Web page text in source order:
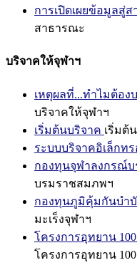
การเปิดเผยข้อมูลสู่
สาธารณะ
บริจาคให้จุฬาฯ
เหตุผลที่...ทำไมต้อง
บริจาคให้จุฬาฯ
เริ่มต้นบริจาค เริ่มต้
ระบบบริจาคอิเล็กท
กองทุนจุฬาลงกรณ์
บรมราชสมภพฯ
กองทุนภูมิคุ้มกันบำบั
มะเร็งจุฬาฯ
โครงการอุทยาน
โครงการอุทยาน